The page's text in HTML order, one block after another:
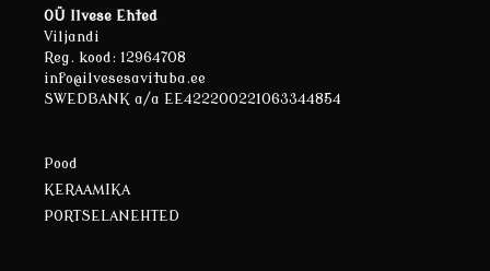
OÜ Ilvese Ehted
Viljandi
Reg. kood: 12964708
info@ilvesesavituba.ee
SWEDBANK a/a EE422200221063344854
Pood
KERAAMIKA
PORTSELANEHTED